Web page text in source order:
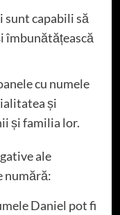
sunt capabili să
îmbunătățească
cu numele
și
și familia lor.
ale
numără:
Daniel pot fi